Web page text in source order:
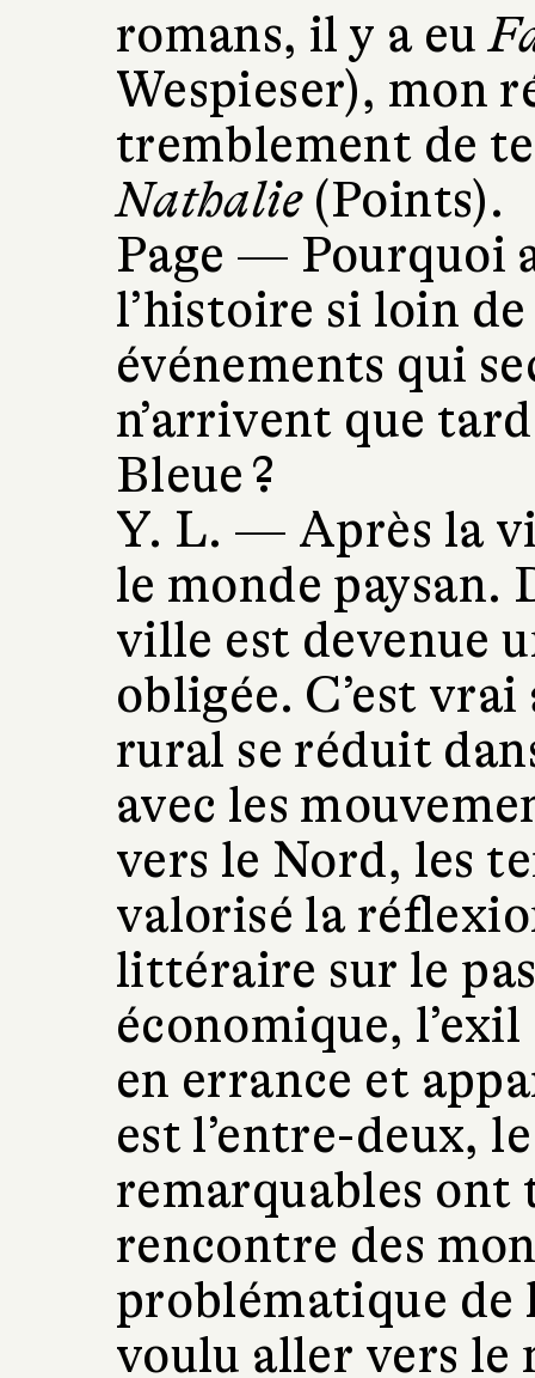
romans, il y a eu
Wespieser), mon
tremblement de
Nathalie(Points).
Page — Pourquoi
l’histoire si loin
événements qui
n’arrivent que
Bleue ?
Y. L. — Après la
le monde paysan.
ville est devenue
obligée. C’est
rural se réduit
avec les
vers le Nord, les
valorisé la
littéraire sur le
économique,
en errance et
est l’entre-deux,
remarquables ont
rencontre des
problématique de
voulu aller vers le